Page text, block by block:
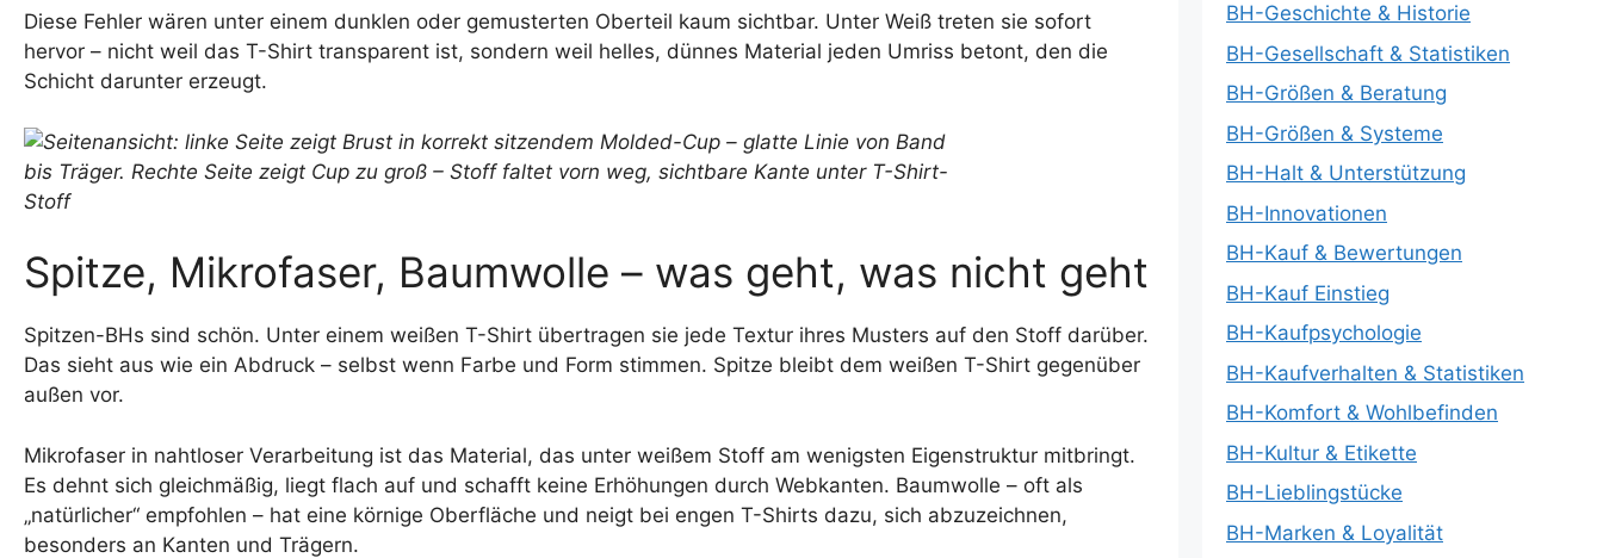
Diese Fehler wären unter einem dunklen oder gemusterten Oberteil kaum sichtbar. Unter Weiß treten sie sofort
hervor – nicht weil das T-Shirt transparent ist, sondern weil helles, dünnes Material jeden Umriss betont, den die
Schicht darunter erzeugt.
Spitze, Mikrofaser, Baumwolle – was geht, was nicht geht
Spitzen-BHs sind schön. Unter einem weißen T-Shirt übertragen sie jede Textur ihres Musters auf den Stoff darüber.
Das sieht aus wie ein Abdruck – selbst wenn Farbe und Form stimmen. Spitze bleibt dem weißen T-Shirt gegenüber
außen vor.
Mikrofaser in nahtloser Verarbeitung ist das Material, das unter weißem Stoff am wenigsten Eigenstruktur mitbringt.
Es dehnt sich gleichmäßig, liegt flach auf und schafft keine Erhöhungen durch Webkanten. Baumwolle – oft als
„natürlicher“ empfohlen – hat eine körnige Oberfläche und neigt bei engen T-Shirts dazu, sich abzuzeichnen,
besonders an Kanten und Trägern.
BH-Geschichte & Historie
BH-Gesellschaft & Statistiken
BH-Größen & Beratung
BH-Größen & Systeme
BH-Halt & Unterstützung
BH-Innovationen
BH-Kauf & Bewertungen
BH-Kauf Einstieg
BH-Kaufpsychologie
BH-Kaufverhalten & Statistiken
BH-Komfort & Wohlbefinden
BH-Kultur & Etikette
BH-Lieblingstücke
BH-Marken & Loyalität